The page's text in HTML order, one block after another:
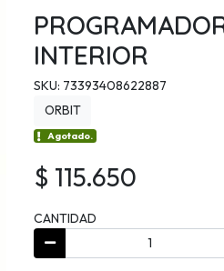
INTERIOR
SKU: 73393408622887
ORBIT
Agotado.
$ 115.650
CANTIDAD